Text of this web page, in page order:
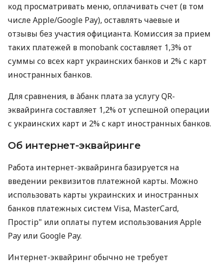
код просматривать меню, оплачивать счет (в том
числе Apple/Google Pay), оставлять чаевые и
отзывы без участия официанта. Комиссия за прием
таких платежей в monobank составляет 1,3% от
суммы со всех карт украинских банков и 2% с карт
иностранных банков.
Для сравнения, в àбанк плата за услугу QR-
эквайринга составляет 1,2% от успешной операции
с украинских карт и 2% с карт иностранных банков.
Об интернет-эквайринге
Работа интернет-эквайринга базируется на
введении реквизитов платежной карты. Можно
использовать карты украинских и иностранных
банков платежных систем Visa, MasterCard,
Простір" или оплаты путем использования Apple
Pay или Google Pay.
Интернет-эквайринг обычно не требует